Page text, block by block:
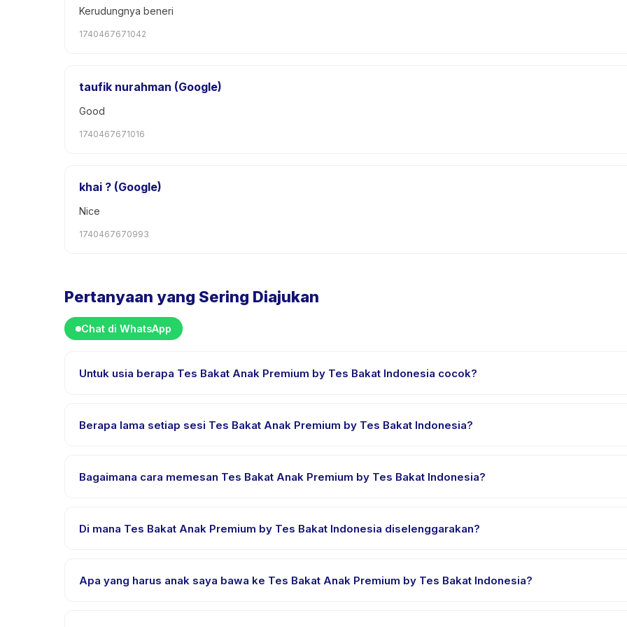
Kerudungnya beneri
1740467671042
taufik nurahman (Google)
Good
1740467671016
khai ? (Google)
Nice
1740467670993
Pertanyaan yang Sering Diajukan
Chat di WhatsApp
Untuk usia berapa Tes Bakat Anak Premium by Tes Bakat Indonesia cocok?
dalam rentang usia ini sehingga setiap anak mendapat tantangan yang sesuai.
Berapa lama setiap sesi Tes Bakat Anak Premium by Tes Bakat Indonesia?
Bagaimana cara memesan Tes Bakat Anak Premium by Tes Bakat Indonesia?
menerima konfirmasi segera setelah pembayaran berhasil.
Di mana Tes Bakat Anak Premium by Tes Bakat Indonesia diselenggarakan?
Apa yang harus anak saya bawa ke Tes Bakat Anak Premium by Tes Bakat Indonesia?